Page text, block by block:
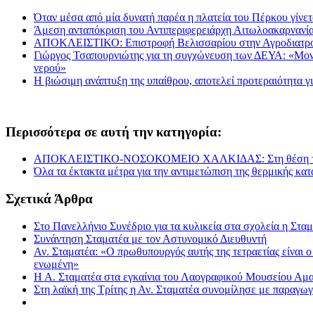
Όταν μέσα από μία δυνατή παρέα η πλατεία του Πέρκου
Άμεση ανταπόκριση του Αντιπεριφερειάρχη
ΑΠΟΚΛΕΙΣΤΙΚΟ: Επιστροφή Βελισσαρίου στην
Γιώργος Τσαπουρνιώτης για τη συγχώνευση των ΔΕΥΑ:
νερού»
Η βιώσιμη ανάπτυξη της υπαίθρου, αποτελεί προτεραιότητα
Περισσότερα σε αυτή την κατηγορία:
ΑΠΟΚΛΕΙΣΤΙΚΟ-ΝΟΣΟΚΟΜΕΙΟ ΧΑΛΚΙΔΑΣ: Στη θέση του
Όλα τα έκτακτα μέτρα για την αντιμετώπιση της θερμικής
Σχετικά Άρθρα
Στο Πανελλήνιο Συνέδριο για τα κυλικεία στα σχολεία η
Συνάντηση Σταματέα με τον Αστυνομικό Διευθυντή
Αν. Σταματέα: «Ο πρωθυπουργός αυτής της τετραετίας
ενωμένη»
Η Α. Σταματέα στα εγκαίνια του Λαογραφικού Μουσείου
Στη λαϊκή της Τρίτης η Αν. Σταματέα συνομίλησε με